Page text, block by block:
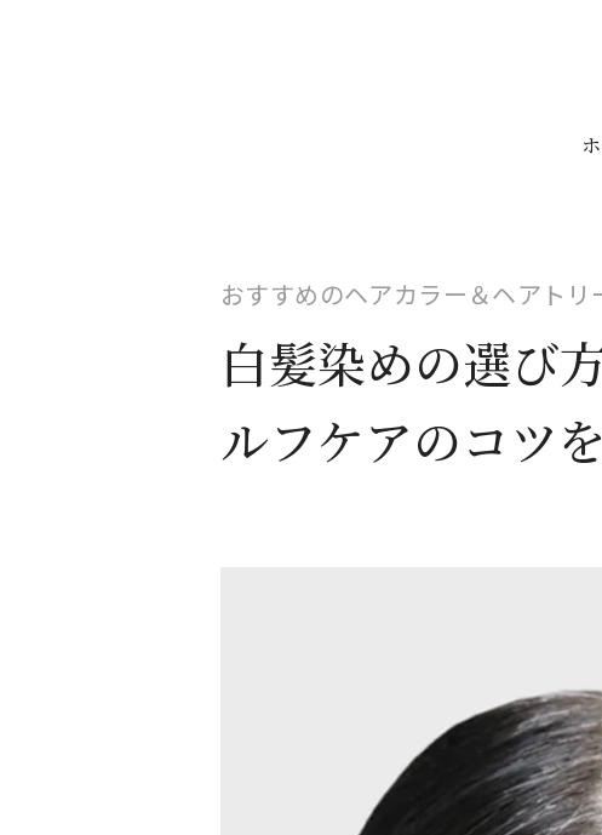
おすすめのヘアカラー＆ヘアトリ
白髪染めの選び
ルフケアのコツ